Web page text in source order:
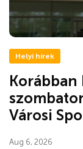
Helyi hírek
Korábban
Városi
Aug 6, 2026